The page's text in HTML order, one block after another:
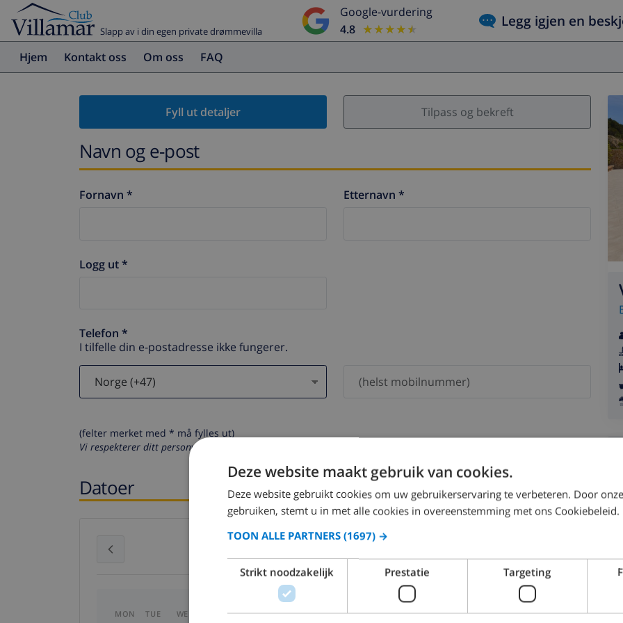
Slapp av i din egen private drømmevilla
Google-vurdering
4.8
★★★★★
★★★★★ Legg igjen en
Hjem Kontakt oss Om oss FAQ
Fyll ut detaljer Tilpass og bekreft
Navn og e-post
Fornavn * Etternavn *
Logg ut *
Telefon *
I tilfelle din e-postadresse ikke fungerer.
(felter merket med * må fylles ut)
Vi respekterer ditt personvern. Dine personalia vil aldri bli delt med andre.
Datoer
MON TUE WED FRI SAT SUN MON TUE WED THU FRI SAT SUN
Deze website maakt gebruik van cookies.
Deze website gebruikt cookies om uw gebruikerservaring te verbeteren. Door
gebruiken, stemt u in met alle cookies in overeenstemming met ons Cookiebeleid.
TOON ALLE PARTNERS (1697) →
Strikt noodzakelijk Prestatie Targeting